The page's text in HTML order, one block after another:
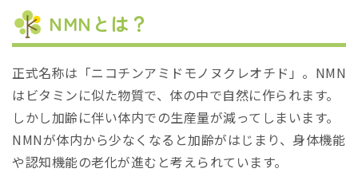
NMNとは？
正式名称は「ニコチンアミドモノヌクレオチド」。NMN
はビタミンに似た物質で、体の中で自然に作られます。
しかし加齢に伴い体内での生産量が減ってしまいます。
NMNが体内から少なくなると加齢がはじまり、身体機能
や認知機能の老化が進むと考えられています。